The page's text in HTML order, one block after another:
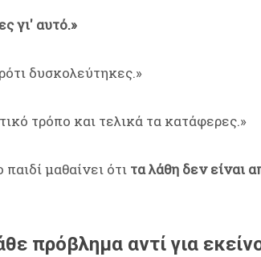
γι' αυτό.»
δυσκολεύτηκες.»
τρόπο και τελικά τα κατάφερες.»
μαθαίνει ότι τα λάθη δεν είναι
πρόβλημα αντί για